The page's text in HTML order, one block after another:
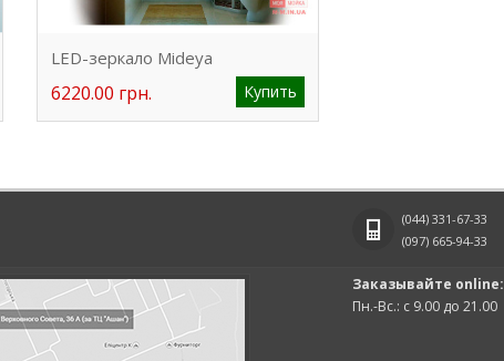
LED-зеркало Mideya
6220.00 грн. Купить
(044) 331-67-33
(097) 665-94-33
Заказывайте online:
Пн.-Вс.: с 9.00 до 21.00